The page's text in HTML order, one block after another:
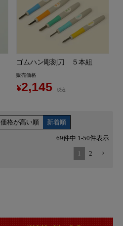
ゴムハン彫刻刀 ５本組
販売価格
¥2,145 税込
価格が高い順 新着順
69件中 1 -50件表示
1 2